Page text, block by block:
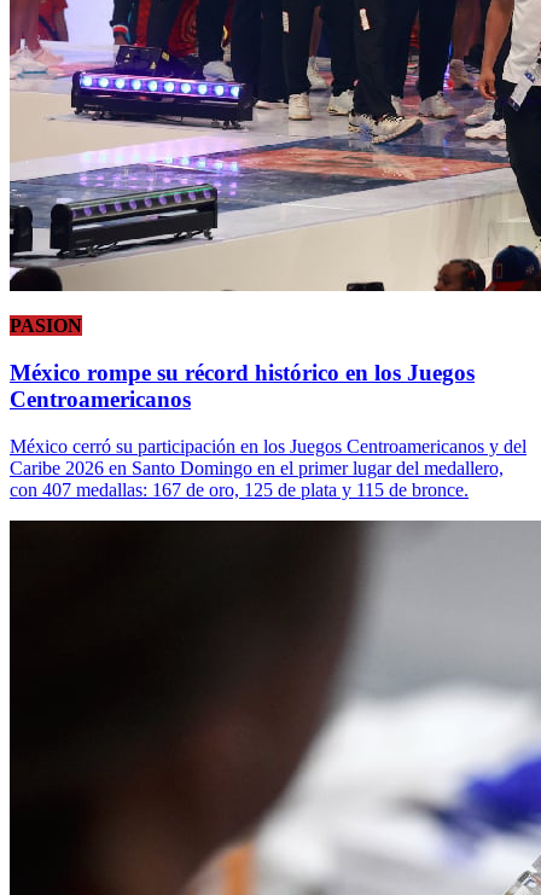
PASION
México rompe su récord histórico en los Juegos
Centroamericanos
México cerró su participación en los Juegos Centroamericanos y del
Caribe 2026 en Santo Domingo en el primer lugar del medallero,
con 407 medallas: 167 de oro, 125 de plata y 115 de bronce.